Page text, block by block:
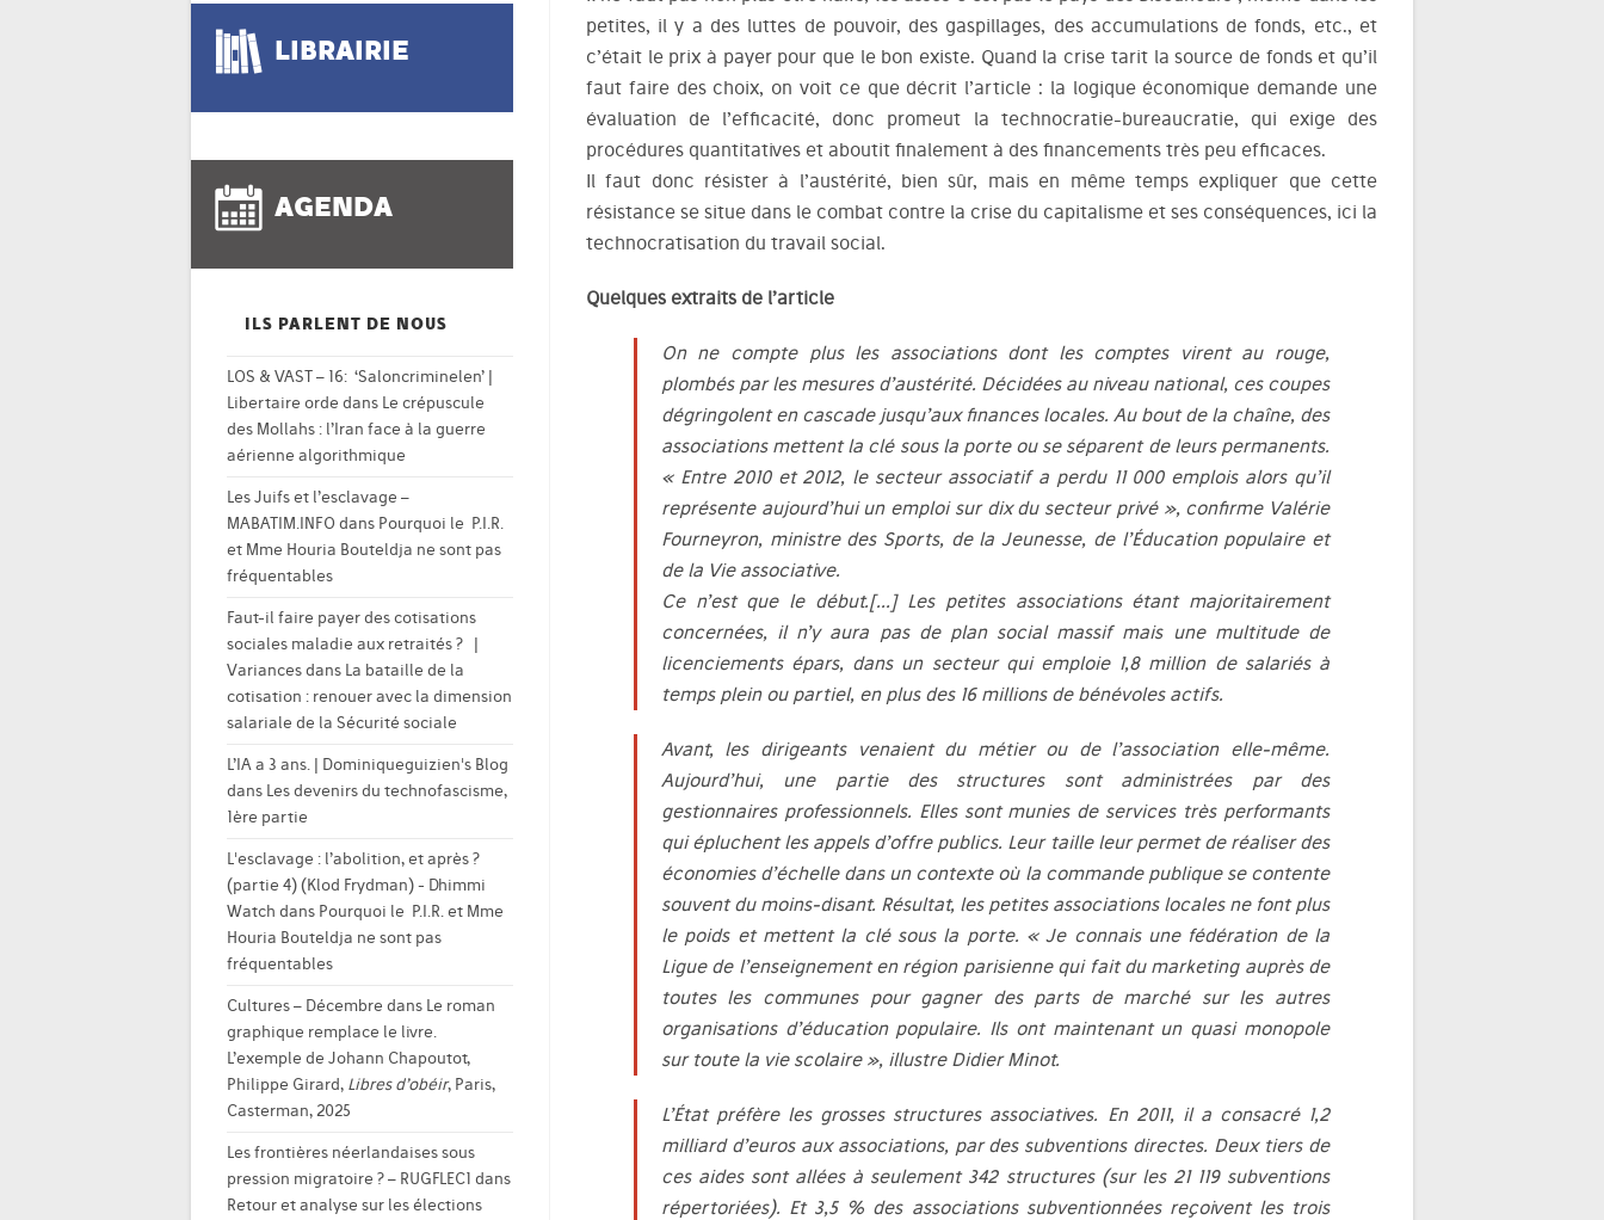
petites, il y a des luttes de pouvoir, des gaspillages, des accumulations de fonds, etc., et
c’était le prix à payer pour que le bon existe. Quand la crise tarit la source de fonds et qu’il
faut faire des choix, on voit ce que décrit l’article : la logique économique demande une
évaluation de l’efficacité, donc promeut la technocratie-bureaucratie, qui exige des
procédures quantitatives et aboutit finalement à des financements très peu efficaces.
Il faut donc résister à l’austérité, bien sûr, mais en même temps expliquer que cette
résistance se situe dans le combat contre la crise du capitalisme et ses conséquences, ici la
technocratisation du travail social.
Quelques extraits de l’article
On ne compte plus les associations dont les comptes virent au rouge,
plombés par les mesures d’austérité. Décidées au niveau national, ces coupes
dégringolent en cascade jusqu’aux finances locales. Au bout de la chaîne, des
associations mettent la clé sous la porte ou se séparent de leurs permanents.
« Entre 2010 et 2012, le secteur associatif a perdu 11 000 emplois alors qu’il
représente aujourd’hui un emploi sur dix du secteur privé », confirme Valérie
Fourneyron, ministre des Sports, de la Jeunesse, de l’Éducation populaire et
de la Vie associative.
Ce n’est que le début.[…] Les petites associations étant majoritairement
concernées, il n’y aura pas de plan social massif mais une multitude de
licenciements épars, dans un secteur qui emploie 1,8 million de salariés à
temps plein ou partiel, en plus des 16 millions de bénévoles actifs.
Avant, les dirigeants venaient du métier ou de l’association elle-même.
Aujourd’hui, une partie des structures sont administrées par des
gestionnaires professionnels. Elles sont munies de services très performants
qui épluchent les appels d’offre publics. Leur taille leur permet de réaliser des
économies d’échelle dans un contexte où la commande publique se contente
souvent du moins-disant. Résultat, les petites associations locales ne font plus
le poids et mettent la clé sous la porte. « Je connais une fédération de la
Ligue de l’enseignement en région parisienne qui fait du marketing auprès de
toutes les communes pour gagner des parts de marché sur les autres
organisations d’éducation populaire. Ils ont maintenant un quasi monopole
sur toute la vie scolaire », illustre Didier Minot.
L’État préfère les grosses structures associatives. En 2011, il a consacré 1,2
milliard d’euros aux associations, par des subventions directes. Deux tiers de
ces aides sont allées à seulement 342 structures (sur les 21 119 subventions
répertoriées). Et 3,5 % des associations subventionnées reçoivent les trois
LIBRAIRIE
AGENDA
ILS PARLENT DE NOUS
LOS & VAST – 16: ‘Saloncriminelen’ |
Libertaire orde dans Le crépuscule
des Mollahs : l’Iran face à la guerre
aérienne algorithmique
Les Juifs et l’esclavage –
MABATIM.INFO dans Pourquoi le P.I.R.
et Mme Houria Bouteldja ne sont pas
fréquentables
Faut-il faire payer des cotisations
sociales maladie aux retraités ? |
Variancesdans La bataille de la
cotisation : renouer avec la dimension
salariale de la Sécurité sociale
L’IA a 3 ans. | Dominiqueguizien's Blog
dans Les devenirs du technofascisme,
1ère partie
L'esclavage : l’abolition, et après ?
(partie 4) (Klod Frydman) - Dhimmi
Watch dans Pourquoi le P.I.R. et Mme
Houria Bouteldja ne sont pas
fréquentables
Cultures – Décembre dans Le roman
graphique remplace le livre.
L’exemple de Johann Chapoutot,
Philippe Girard, Libres d’obéir, Paris,
Casterman, 2025
Les frontières néerlandaises sous
pression migratoire ? – RUGFLEC1 dans
Retour et analyse sur les élections